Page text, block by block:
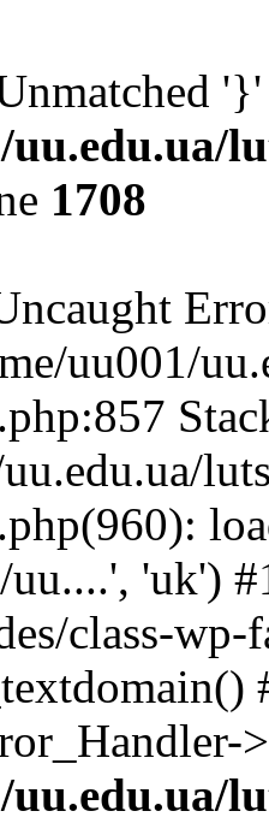
uu.edu.ua/
1708
uu001/
'uk')
class-wp-
uu.edu.ua/